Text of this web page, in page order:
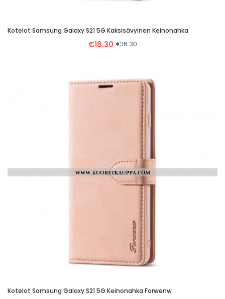
Kotelot Samsung Galaxy S21 5G Kaksisävyinen Keinonahka
€16.30 €16.30
Kotelot Samsung Galaxy S21 5G Keinonahka Forwenw